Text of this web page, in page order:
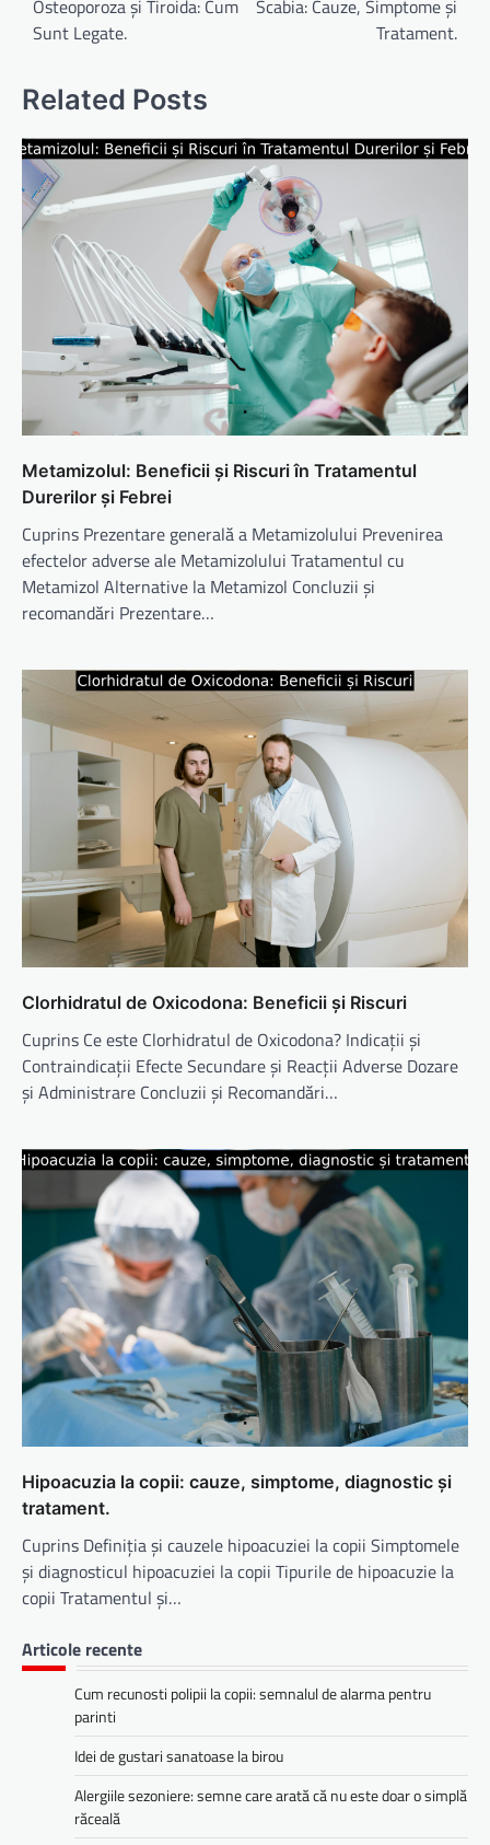
articole
Osteoporoza și Tiroida: Cum
Sunt Legate.
Scabia: Cauze, Simptome și
Tratament.
Related Posts
Metamizolul: Beneficii și Riscuri în Tratamentul
Durerilor și Febrei
Cuprins Prezentare generală a Metamizolului Prevenirea
efectelor adverse ale Metamizolului Tratamentul cu
Metamizol Alternative la Metamizol Concluzii și
recomandări Prezentare…
Clorhidratul de Oxicodona: Beneficii și Riscuri
Cuprins Ce este Clorhidratul de Oxicodona? Indicații și
Contraindicații Efecte Secundare și Reacții Adverse Dozare
și Administrare Concluzii și Recomandări…
Hipoacuzia la copii: cauze, simptome, diagnostic și
tratament.
Cuprins Definiția și cauzele hipoacuziei la copii Simptomele
și diagnosticul hipoacuziei la copii Tipurile de hipoacuzie la
copii Tratamentul și…
Articole recente
Cum recunosti polipii la copii: semnalul de alarma pentru
parinti
Idei de gustari sanatoase la birou
Alergiile sezoniere: semne care arată că nu este doar o simplă
răceală